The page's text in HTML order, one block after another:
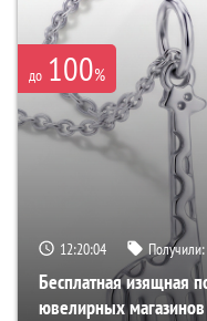
до 100%
12:20:04 Получили:
Бесплатная изящная
ювелирных магазинов